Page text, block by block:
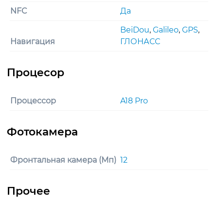
NFC Да
Навигация
BeiDou, Galileo, GPS,
ГЛОНАСС
Процессор A18 Pro
Фронтальная камера (Мп) 12